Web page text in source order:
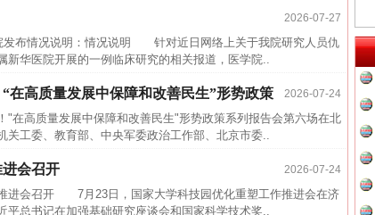
2026-07-27
布情况说明：情况说明 针对近日网络上关于我院研究人员仇
新华医院开展的一例临床研究的相关报道，医学院..
2026-07-24
在高质量发展中保障和改善民生”形势政策
高质量发展中保障和改善民生"形势政策系列报告会第六场在北
工委、教育部、中央军委政治工作部、北京市委..
2026-07-24
会召开
会召开 7月23日，国家大学科技园优化重塑工作推进会在济
平总书记在加强基础研究座谈会和国家科学技术奖..
茶叶“炒上天”